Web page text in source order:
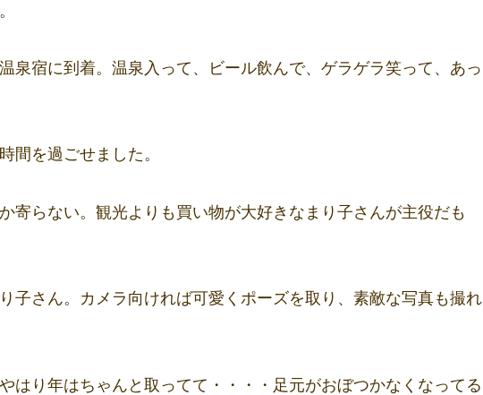
泉宿に到着。温泉入って、ビール飲んで、ゲラゲラ笑って、あっ
間を過ごせました。
寄らない。観光よりも買い物が大好きなまり子さんが主役だも
子さん。カメラ向ければ可愛くポーズを取り、素敵な写真も撮れ
はり年はちゃんと取ってて・・・・足元がおぼつかなくなってる